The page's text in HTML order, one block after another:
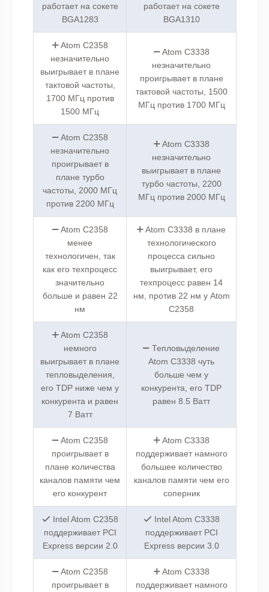
работает на сокете
BGA1283
работает на сокете
BGA1310
Atom C2358
незначительно
выигрывает в плане
тактовой частоты,
1700 МГц против
1500 МГц
Atom C3338
незначительно
проигрывает в плане
тактовой частоты, 1500
МГц против 1700 МГц
Atom C2358
незначительно
проигрывает в
плане турбо
частоты, 2000 МГц
против 2200 МГц
Atom C3338
незначительно
выигрывает в плане
турбо частоты, 2200
МГц против 2000 МГц
Atom C2358
менее
технологичен, так
как его техпроцесс
значительно
больше и равен 22
нм
Atom C3338 в плане
технологического
процесса сильно
выигрывает, его
техпроцесс равен 14
нм, против 22 нм у Atom
C2358
Atom C2358
немного
выигрывает в плане
тепловыделения,
его TDP ниже чем у
конкурента и равен
7 Ватт
Тепловыделение
Atom C3338 чуть
больше чем у
конкурента, его TDP
равен 8.5 Ватт
Atom C2358
проигрывает в
плане количества
каналов памяти чем
его конкурент
Atom C3338
поддерживает намного
большее количество
каналов памяти чем его
соперник
Intel Atom C2358
поддерживает PCI
Express версии 2.0
Intel Atom C3338
поддерживает PCI
Express версии 3.0
Atom C2358
проигрывает в
Atom C3338
поддерживает намного